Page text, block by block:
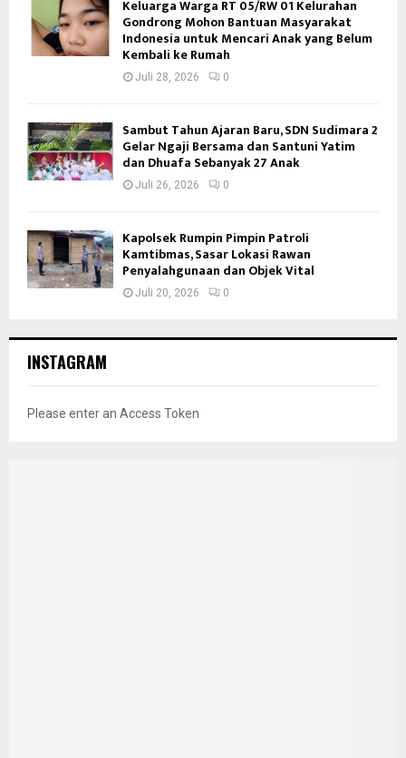
Keluarga Warga RT 05/RW 01 Kelurahan
Gondrong Mohon Bantuan Masyarakat
Indonesia untuk Mencari Anak yang Belum
Kembali ke Rumah
Juli 28, 2026 0
Sambut Tahun Ajaran Baru, SDN Sudimara 2
Gelar Ngaji Bersama dan Santuni Yatim
dan Dhuafa Sebanyak 27 Anak
Juli 26, 2026 0
Kapolsek Rumpin Pimpin Patroli
Kamtibmas, Sasar Lokasi Rawan
Penyalahgunaan dan Objek Vital
Juli 20, 2026 0
INSTAGRAM
Please enter an Access Token